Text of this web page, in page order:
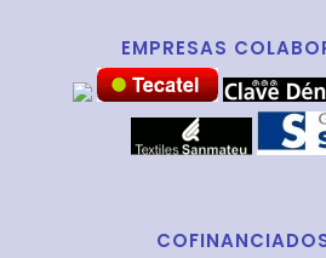
EMPRESAS